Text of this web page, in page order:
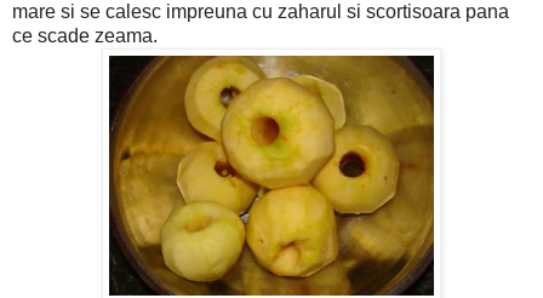
mare si se calesc impreuna cu zaharul si scortisoara pana
ce scade zeama.